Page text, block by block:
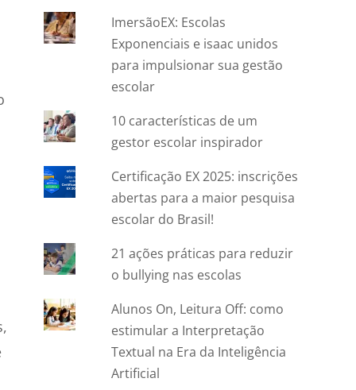
ImersãoEX: Escolas
Exponenciais e isaac unidos
para impulsionar sua gestão
escolar
10 características de um
gestor escolar inspirador
Certificação EX 2025: inscrições
abertas para a maior pesquisa
escolar do Brasil!
21 ações práticas para reduzir
o bullying nas escolas
Alunos On, Leitura Off: como
estimular a Interpretação
Textual na Era da Inteligência
Artificial